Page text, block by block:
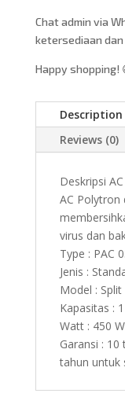
Chat admin via
ketersediaan
Happy shopping!
Description
Reviews (0)
Deskripsi
AC Polytron
virus dan
Type : PAC
Jenis :
Model : Split
Kapasitas :
Watt : 450 W
Garansi :
tahun untuk